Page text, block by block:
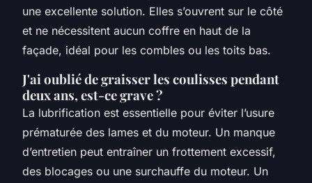
une excellente solution. Elles s’ouvrent sur le côté
et ne nécessitent aucun coffre en haut de la
façade, idéal pour les combles ou les toits bas.
J'ai oublié de graisser les coulisses pendant
deux ans, est-ce grave ?
La lubrification est essentielle pour éviter l’usure
prématurée des lames et du moteur. Un manque
d’entretien peut entraîner un frottement excessif,
des blocages ou une surchauffe du moteur. Un